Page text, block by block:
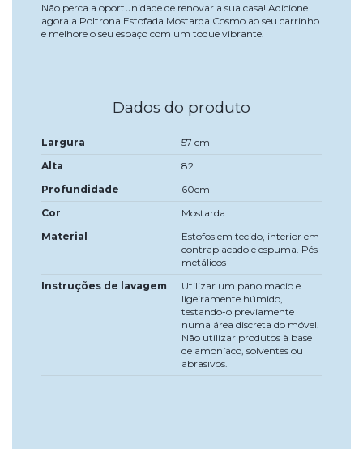
Não perca a oportunidade de renovar a sua casa! Adicione
agora a Poltrona Estofada Mostarda Cosmo ao seu carrinho
e melhore o seu espaço com um toque vibrante.
Dados do produto
Largura
57 cm
Alta
82
Profundidade
60cm
Cor
Mostarda
Material
Estofos em tecido, interior em
contraplacado e espuma. Pés
metálicos
Instruções de lavagem
Utilizar um pano macio e
ligeiramente húmido,
testando-o previamente
numa área discreta do móvel.
Não utilizar produtos à base
de amoníaco, solventes ou
abrasivos.